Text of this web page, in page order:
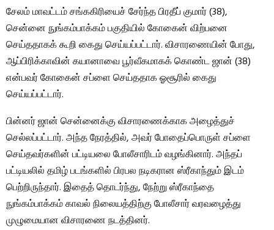
சேலம் மாவட்டம் சங்ககிரியைச் சேர்ந்த பிரதீப் குமார் (38),
சென்னை நுங்கம்பாக்கம் பகுதியில் கோகைன் விற்பனை
செய்ததாகக் கூறி கைது செய்யப்பட்டார். விசாரணையின் போது, ​​
ஆப்பிரிக்காவின் கயானாவை பூர்வீகமாகக் கொண்ட ஜான் (38)
என்பவர் கோகைன் சப்ளை செய்ததாக ஓசூரில் கைது
செய்யப்பட்டார்.
பின்னர் ஜான் சென்னைக்கு விசாரணைக்காக அழைத்துச்
செல்லப்பட்டார். அந்த நேரத்தில், அவர் போதைப்பொருள் சப்ளை
செய்தவர்களின் பட்டியலை போலீசாரிடம் வழங்கினார். அந்தப்
பட்டியலில் தமிழ் படங்களில் பிரபல நடிகரான ஸ்ரீகாந்தும் இடம்
பெற்றிருந்தார். இதைத் தொடர்ந்து, நேற்று ஸ்ரீகாந்தை
நுங்கம்பாக்கம் காவல் நிலையத்திற்கு போலீசார் வரவழைத்து
முழுமையான விசாரணை நடத்தினர்.